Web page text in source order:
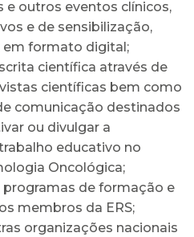
e outros eventos clínicos,
e de sensibilização,
em formato digital;
científica através de
científicas bem como
comunicação destinados
ou divulgar a
educativo no
Oncológica;
programas de formação e
membros da ERS;
organizações nacionais